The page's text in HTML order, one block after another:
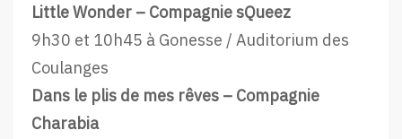
Little Wonder – Compagnie sQueez
9h30 et 10h45 à Gonesse / Auditorium des
Coulanges
Dans le plis de mes rêves – Compagnie
Charabia